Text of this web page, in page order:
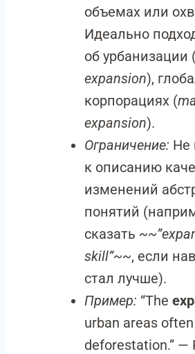
объемах или
Идеально
об урбанизации
expansion),
корпорациях (
expansion).
Ограничение: Не
к описанию
изменений
понятий
сказать
skill”~~, если
стал лучше).
Пример: “The
urban areas
deforestation.” —